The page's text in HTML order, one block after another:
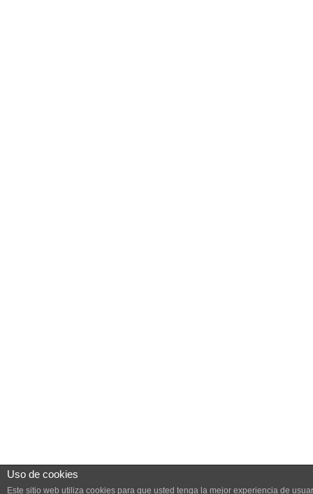
Uso de cookies
Este sitio web utiliza cookies para que usted tenga la mejor experiencia de